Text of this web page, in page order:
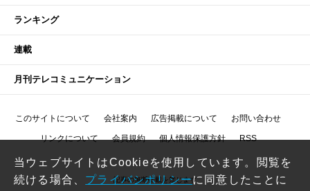
ランキング
連載
月刊テレコミュニケーション
このサイトについて 会社案内 広告掲載について お問い合わせ
リンクについて 会員規約 個人情報保護方針 RSS
記事の無断転載を禁じます
当ウェブサイトはCookieを使用しています。閲覧を
続ける場合、 プライバシポリシーに同意したことに